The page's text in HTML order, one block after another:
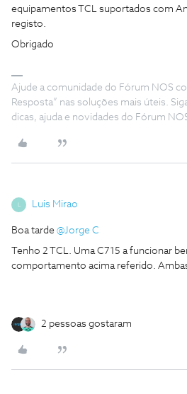
equipamentos TCL suportados com
registo.
Obrigado
Ajude a comunidade do Fórum NOS
Resposta” nas soluções mais úteis.
dicas, ajuda e novidades do Fórum
Luis Mirao
Boa tarde @Jorge C
Tenho 2 TCL. Uma C715 a funcionar
comportamento acima referido.
2 pessoas gostaram